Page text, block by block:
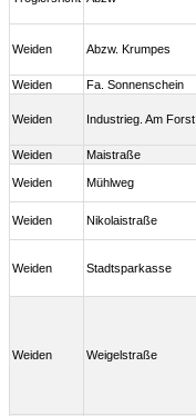
Weiden Abzw. Krumpes
Weiden
Fa. Sonnenschein
Weiden Industrieg. Am Forst
Weiden
Maistraße
Weiden Mühlweg
Weiden Nikolaistraße
Weiden Stadtsparkasse
Weiden Weigelstraße